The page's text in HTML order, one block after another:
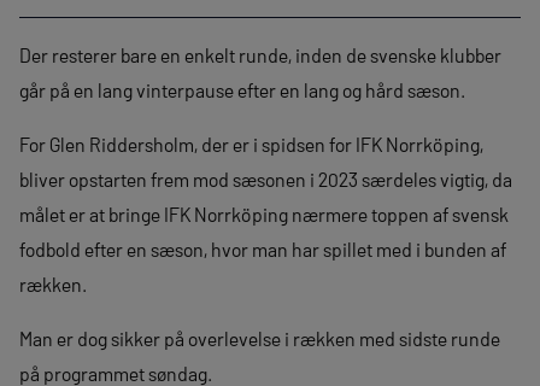
Der resterer bare en enkelt runde, inden de svenske klubber
går på en lang vinterpause efter en lang og hård sæson.
For Glen Riddersholm, der er i spidsen for IFK Norrköping,
bliver opstarten frem mod sæsonen i 2023 særdeles vigtig, da
målet er at bringe IFK Norrköping nærmere toppen af svensk
fodbold efter en sæson, hvor man har spillet med i bunden af
rækken.
Man er dog sikker på overlevelse i rækken med sidste runde
på programmet søndag.